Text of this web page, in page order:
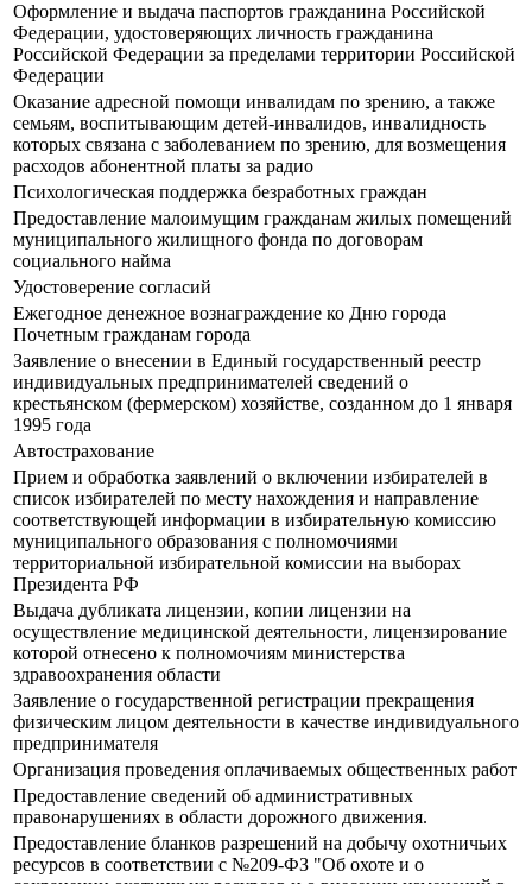
Оформление и выдача паспортов гражданина Российской
Федерации, удостоверяющих личность гражданина
Российской Федерации за пределами территории Российской
Федерации
Оказание адресной помощи инвалидам по зрению, а также
семьям, воспитывающим детей-инвалидов, инвалидность
которых связана с заболеванием по зрению, для возмещения
расходов абонентной платы за радио
Психологическая поддержка безработных граждан
Предоставление малоимущим гражданам жилых помещений
муниципального жилищного фонда по договорам
социального найма
Удостоверение согласий
Ежегодное денежное вознаграждение ко Дню города
Почетным гражданам города
Заявление о внесении в Единый государственный реестр
индивидуальных предпринимателей сведений о
крестьянском (фермерском) хозяйстве, созданном до 1 января
1995 года
Автострахование
Прием и обработка заявлений о включении избирателей в
список избирателей по месту нахождения и направление
соответствующей информации в избирательную комиссию
муниципального образования с полномочиями
территориальной избирательной комиссии на выборах
Президента РФ
Выдача дубликата лицензии, копии лицензии на
осуществление медицинской деятельности, лицензирование
которой отнесено к полномочиям министерства
здравоохранения области
Заявление о государственной регистрации прекращения
физическим лицом деятельности в качестве индивидуального
предпринимателя
Организация проведения оплачиваемых общественных работ
Предоставление сведений об административных
правонарушениях в области дорожного движения.
Предоставление бланков разрешений на добычу охотничьих
ресурсов в соответствии с №209-ФЗ "Об охоте и о